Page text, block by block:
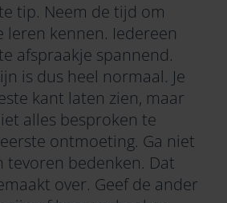
tip. Neem de tijd om
leren kennen. Iedereen
afspraakje spannend.
is dus heel normaal. Je
kant laten zien, maar
alles besproken te
ontmoeting. Ga niet
tevoren bedenken. Dat
over. Geef de ander